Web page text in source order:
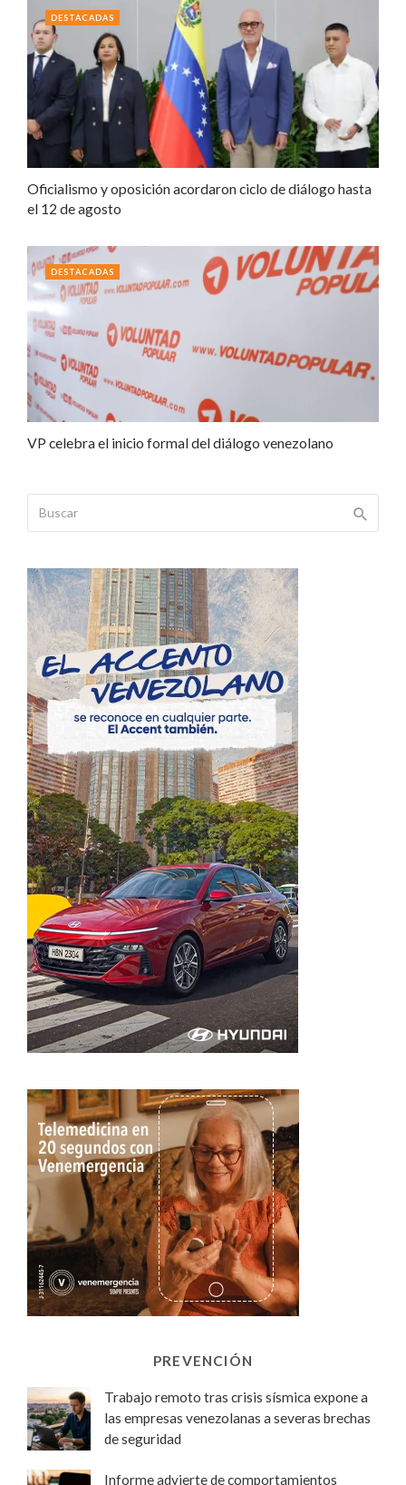
Oficialismo y oposición acordaron ciclo de diálogo hasta
el 12 de agosto
DESTACADAS
VP celebra el inicio formal del diálogo venezolano
DESTACADAS
PREVENCIÓN
Trabajo remoto tras crisis sísmica expone a
las empresas venezolanas a severas brechas
de seguridad
Informe advierte de comportamientos